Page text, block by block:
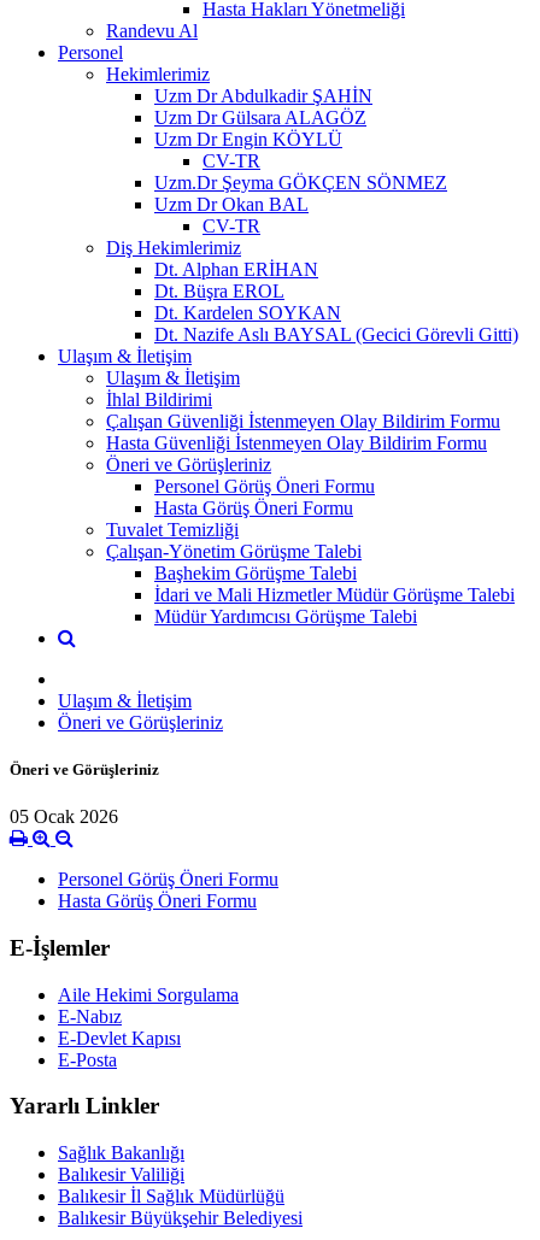
Hasta Hakları Yönetmeliği
Randevu Al
Personel
Hekimlerimiz
Uzm Dr Abdulkadir ŞAHİN
Uzm Dr Gülsara ALAGÖZ
Uzm Dr Engin KÖYLÜ
CV-TR
Uzm.Dr Şeyma GÖKÇEN SÖNMEZ
Uzm Dr Okan BAL
CV-TR
Diş Hekimlerimiz
Dt. Alphan ERİHAN
Dt. Büşra EROL
Dt. Kardelen SOYKAN
Dt. Nazife Aslı BAYSAL (Gecici Görevli Gitti)
Ulaşım & İletişim
Ulaşım & İletişim
İhlal Bildirimi
Çalışan Güvenliği İstenmeyen Olay Bildirim Formu
Hasta Güvenliği İstenmeyen Olay Bildirim Formu
Öneri ve Görüşleriniz
Personel Görüş Öneri Formu
Hasta Görüş Öneri Formu
Tuvalet Temizliği
Çalışan-Yönetim Görüşme Talebi
Başhekim Görüşme Talebi
İdari ve Mali Hizmetler Müdür Görüşme Talebi
Müdür Yardımcısı Görüşme Talebi
Ulaşım & İletişim
Öneri ve Görüşleriniz
Öneri ve Görüşleriniz
05 Ocak 2026
Personel Görüş Öneri Formu
Hasta Görüş Öneri Formu
E-İşlemler
Aile Hekimi Sorgulama
E-Nabız
E-Devlet Kapısı
E-Posta
Yararlı Linkler
Sağlık Bakanlığı
Balıkesir Valiliği
Balıkesir İl Sağlık Müdürlüğü
Balıkesir Büyükşehir Belediyesi